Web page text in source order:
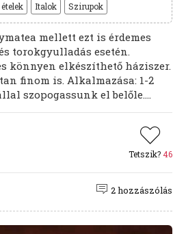
Italok Szirupok
mellett ezt is érdemes
torokgyulladás esetén.
könnyen elkészíthető háziszer.
finom is. Alkalmazása: 1-2
szopogassunk el belőle....
Tetszik?46
2 hozzászólás